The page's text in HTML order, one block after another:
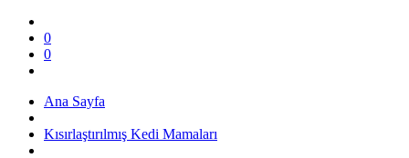
0
0
Ana Sayfa
Kısırlaştırılmış Kedi Mamaları